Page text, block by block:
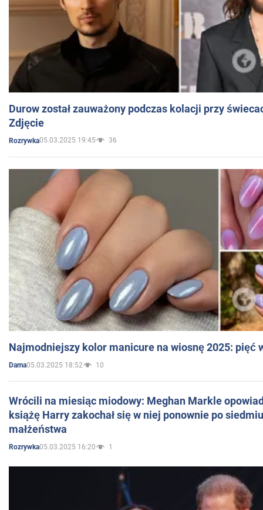
Durow został zauważony podczas kolacji przy
Zdjęcie
Rozrywka05.03.2025 19:45 36
Najmodniejszy kolor manicure na wiosnę 2025: pięć
Dama05.03.2025 18:52 10
Wrócili na miesiąc miodowy: Meghan Markle
książę Harry zakochał się w niej ponownie po
małżeństwa
Rozrywka05.03.2025 16:20 1